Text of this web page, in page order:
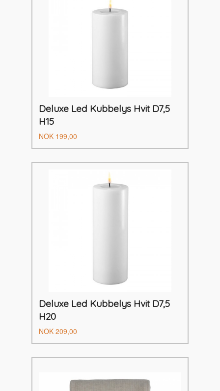
Deluxe Led Kubbelys Hvit D7,5
H15
Pris
NOK 199,00
Deluxe Led Kubbelys Hvit D7,5
H20
Pris
NOK 209,00